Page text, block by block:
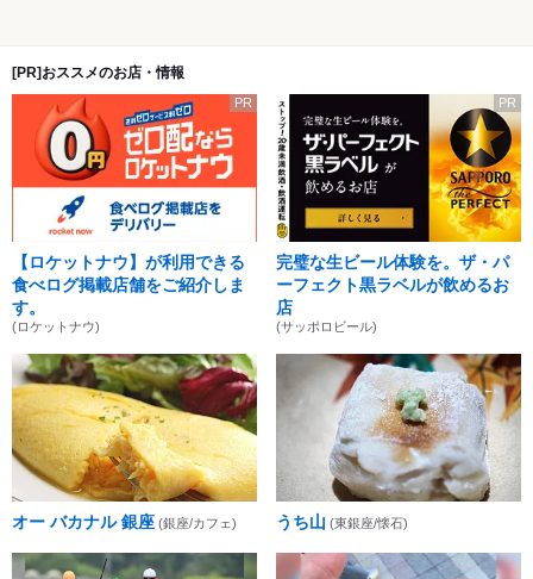
[PR]おススメのお店・情報
PR
【ロケットナウ】が利用できる
食べログ掲載店舗をご紹介しま
す。
(ロケットナウ)
PR
完璧な生ビール体験を。ザ・パ
ーフェクト黒ラベルが飲めるお
店
(サッポロビール)
オー バカナル 銀座 (銀座/カフェ) うち山 (東銀座/懐石)